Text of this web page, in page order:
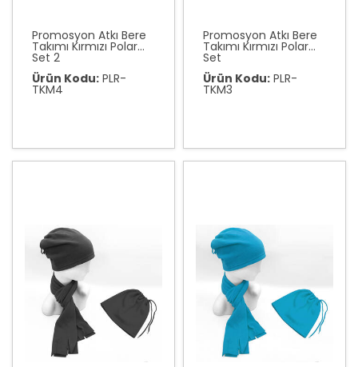
Promosyon Atkı Bere
Takımı Kırmızı Polar
Set 2
Ürün Kodu: PLR-
TKM4
Promosyon Atkı Bere
Takımı Kırmızı Polar
Set
Ürün Kodu: PLR-
TKM3